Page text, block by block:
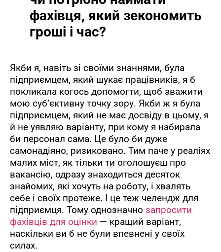
фахівця, який зекономить
гроші і час?
Якби я, навіть зі своїми знаннями, була
підприємцем, який шукає працівників, я б
покликала когось допомогти, щоб зважити
мою суб’єктивну точку зору. Якби ж я була
підприємцем, який не має досвіду в цьому, я
й не уявляю варіанту, при кому я набирала
би персонал сама. Це було би дуже
самонадіяно, ризиковано. Тим паче у реаліях
малих міст, як тільки ти оголошуєш про
вакансію, одразу знаходиться десяток
знайомих, які хочуть на роботу, і хвалять
себе і своїх протеже. І це теж челендж для
підприємця. Тому однозначно запросити
фахівців для оцінки — кращий варіант,
наскільки ви б не були впевнені у своїх
силах.